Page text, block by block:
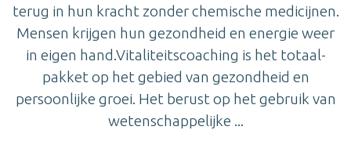
terug in hun kracht zonder chemische medicijnen.
Mensen krijgen hun gezondheid en energie weer
in eigen hand.Vitaliteitscoaching is het totaal-
pakket op het gebied van gezondheid en
persoonlijke groei. Het berust op het gebruik van
wetenschappelijke ...